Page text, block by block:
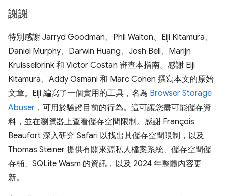
謝謝
特別感謝 Jarryd Goodman、Phil Walton、Eiji Kitamura、
Daniel Murphy、Darwin Huang、Josh Bell、Marijn
Kruisselbrink 和 Victor Costan 審查本指南。感謝 Eiji
Kitamura、Addy Osmani 和 Marc Cohen 撰寫本文的原始
文章。Eiji 編寫了一個實用的工具，名為 Browser Storage
Abuser ，可用於驗證目前的行為。這可讓您盡可能儲存資
料，並在瀏覽器上查看儲存空間限制。感謝 François
Beaufort 深入研究 Safari 以找出其儲存空間限制，以及
Thomas Steiner 提供有關來源私人檔案系統、儲存空間儲
存桶、SQLite Wasm 的資訊，以及 2024 年整體內容更
新。